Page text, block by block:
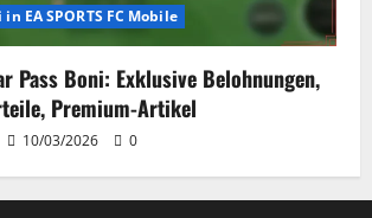
EA SPORTS FC Mobile
Pass Boni: Exklusive Belohnungen,
Premium-Artikel
10/03/2026 0